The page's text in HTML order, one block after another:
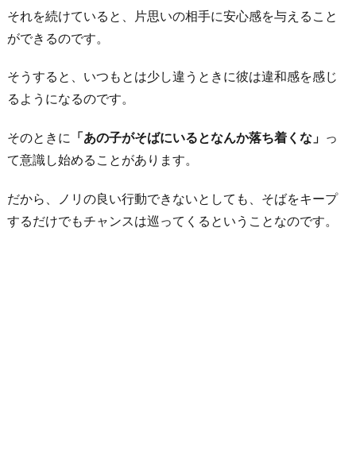
それを続けていると、片思いの相手に安心感を与えること
ができるのです。
そうすると、いつもとは少し違うときに彼は違和感を感じ
るようになるのです。
そのときに 「あの子がそばにいるとなんか落ち着くな」 っ
て意識し始めることがあります。
だから、ノリの良い行動できないとしても、そばをキープ
するだけでもチャンスは巡ってくるということなのです。